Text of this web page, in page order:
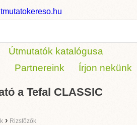
Útmutatók katalógusa
Partnereink Írjon nekünk
a Tefal CLASSIC
› Rizsfőzők